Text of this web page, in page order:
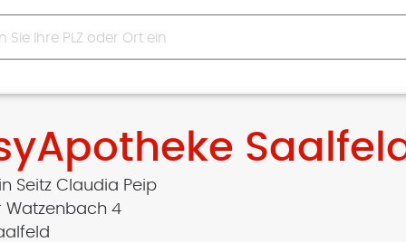
Saalfeld
Seitz Claudia Peip
Watzenbach 4